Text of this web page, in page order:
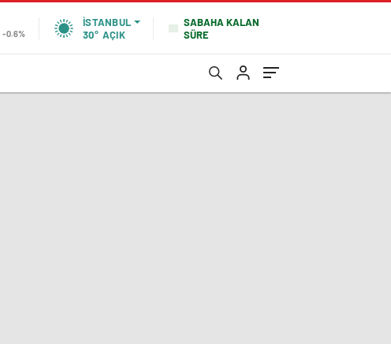
-0.6%
İSTANBUL
30° AÇIK
SABAHA KALAN
SÜRE